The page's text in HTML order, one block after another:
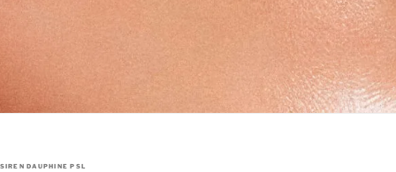
DAUPHINE PSL